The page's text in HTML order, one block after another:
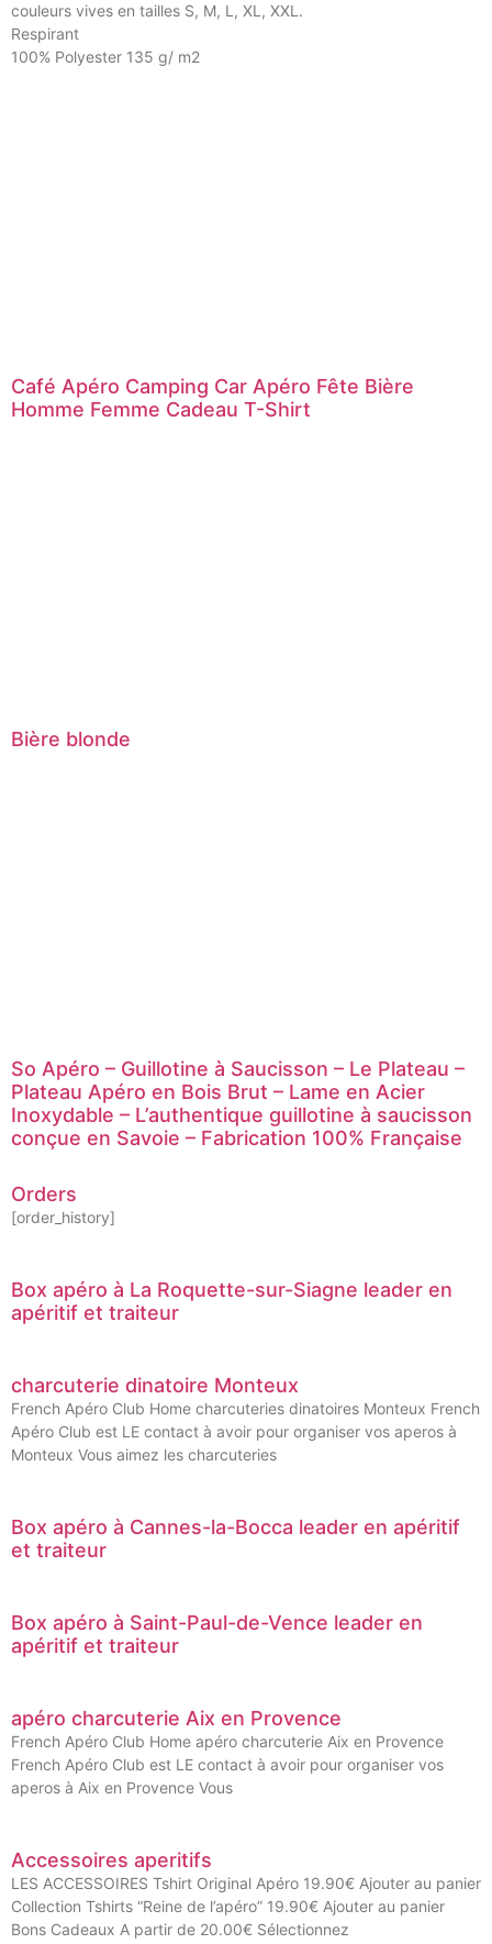
couleurs vives en tailles S, M, L, XL, XXL.
Respirant
100% Polyester 135 g/ m2
Café Apéro Camping Car Apéro Fête Bière
Homme Femme Cadeau T-Shirt
Bière blonde
So Apéro – Guillotine à Saucisson – Le Plateau –
Plateau Apéro en Bois Brut – Lame en Acier
Inoxydable – L’authentique guillotine à saucisson
conçue en Savoie – Fabrication 100% Française
Orders
[order_history]
Box apéro à La Roquette-sur-Siagne leader en
apéritif et traiteur
charcuterie dinatoire Monteux
French Apéro Club Home charcuteries dinatoires Monteux French
Apéro Club est LE contact à avoir pour organiser vos aperos à
Monteux Vous aimez les charcuteries
Box apéro à Cannes-la-Bocca leader en apéritif
et traiteur
Box apéro à Saint-Paul-de-Vence leader en
apéritif et traiteur
apéro charcuterie Aix en Provence
French Apéro Club Home apéro charcuterie Aix en Provence
French Apéro Club est LE contact à avoir pour organiser vos
aperos à Aix en Provence Vous
Accessoires aperitifs
LES ACCESSOIRES Tshirt Original Apéro 19.90€ Ajouter au panier
Collection Tshirts “Reine de l’apéro” 19.90€ Ajouter au panier
Bons Cadeaux A partir de 20.00€ Sélectionnez